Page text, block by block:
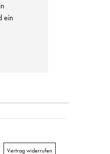
ein
Vertrag widerrufen